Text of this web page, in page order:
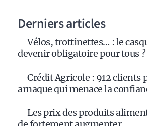
Derniers articles
Vélos, trottinettes… : le
devenir obligatoire pour tous ?
Crédit Agricole : 912 clients
arnaque qui menace la
Les prix des produits